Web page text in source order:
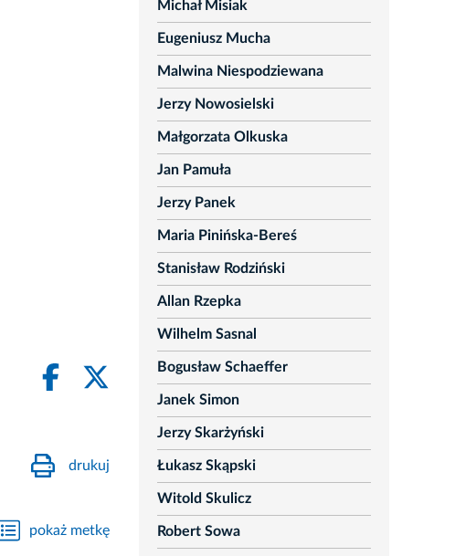
drukuj
pokaż metkę
Michał Misiak
Eugeniusz Mucha
Malwina Niespodziewana
Jerzy Nowosielski
Małgorzata Olkuska
Jan Pamuła
Jerzy Panek
Maria Pinińska-Bereś
Stanisław Rodziński
Allan Rzepka
Wilhelm Sasnal
Bogusław Schaeffer
Janek Simon
Jerzy Skarżyński
Łukasz Skąpski
Witold Skulicz
Robert Sowa